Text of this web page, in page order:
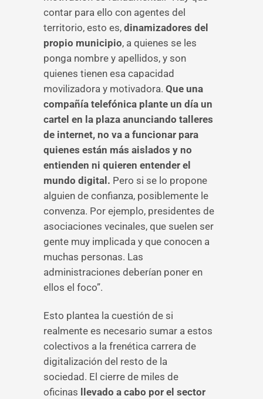
contar para ello con agentes del
territorio, esto es, dinamizadores del
propio municipio, a quienes se les
ponga nombre y apellidos, y son
quienes tienen esa capacidad
movilizadora y motivadora. Que una
compañía telefónica plante un día un
cartel en la plaza anunciando talleres
de internet, no va a funcionar para
quienes están más aislados y no
entienden ni quieren entender el
mundo digital. Pero si se lo propone
alguien de confianza, posiblemente le
convenza. Por ejemplo, presidentes de
asociaciones vecinales, que suelen ser
gente muy implicada y que conocen a
muchas personas. Las
administraciones deberían poner en
ellos el foco”.
Esto plantea la cuestión de si
realmente es necesario sumar a estos
colectivos a la frenética carrera de
digitalización del resto de la
sociedad. El cierre de miles de
oficinas llevado a cabo por el sector